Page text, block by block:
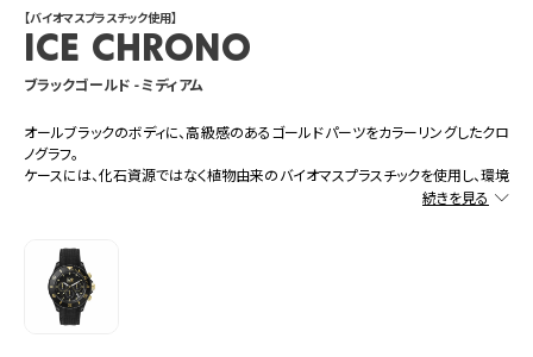
【バイオマスプラスチック使用】
ICE chrono
ブラックゴールド - ミディアム
オールブラックのボディに、高級感のあるゴールドパーツをカラーリングしたクロ
ノグラフ。
ケースには、化石資源ではなく植物由来のバイオマスプラスチックを使用し、環境